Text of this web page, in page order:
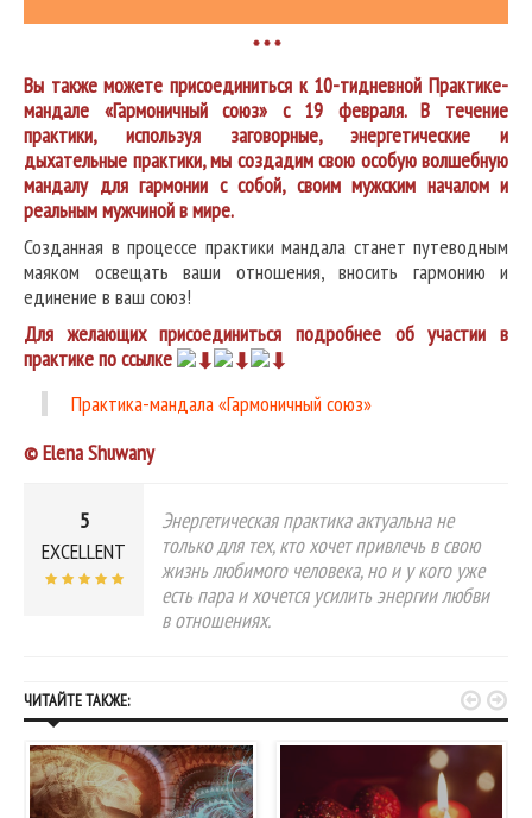
* * *
Вы также можете присоединиться к 10-тидневной Практике-
мандале «Гармоничныйсоюз» с 19 февраля. В течение
практики, используя заговорные, энергетические и
дыхательные практики, мы создадим свою особую волшебную
мандалу для гармонии с собой, своим мужским началом и
реальным мужчиной в мире.
Созданная в процессе практики мандала станет путеводным
маяком освещать ваши отношения, вносить гармонию и
единение в ваш союз!
Для желающих присоединиться подробнее об участии в
практике по ссылке
Практика-мандала «Гармоничный союз»
© Elena Shuwany
5
EXCELLENT
Энергетическая практика актуальна не
только для тех, кто хочет привлечь в свою
жизнь любимого человека, но и у кого уже
есть пара и хочется усилить энергии любви
в отношениях.
ЧИТАЙТЕ ТАКЖЕ:  